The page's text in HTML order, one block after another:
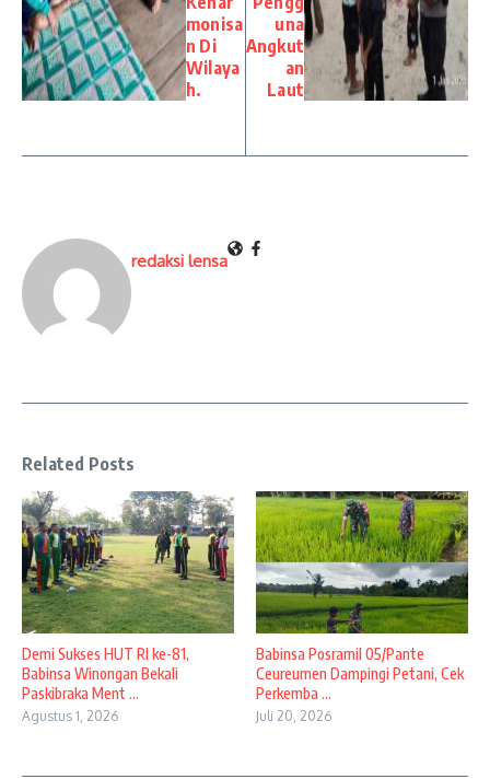
monisa
n Di
Wilaya
h.
una
Angkut
an
Laut
redaksi lensa
Related Posts
Demi Sukses HUT RI ke-81,
Babinsa Winongan Bekali
Paskibraka Ment ...
Agustus 1, 2026
Babinsa Posramil 05/Pante
Ceureumen Dampingi Petani, Cek
Perkemba ...
Juli 20, 2026